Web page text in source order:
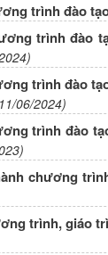
trình đào
trình đào
trình đào
06/2024)
trình đào
chương
trình, giáo